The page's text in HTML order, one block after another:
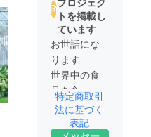
トを掲載し
ています
お世話にな
ります
世界中の食
品を食べて
知ることが
大好きで、
特定商取引
法に基づく
表記